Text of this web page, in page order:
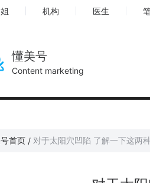
机构 医生
懂美号
Content marketing
首页 / 对于太阳穴凹陷 了解一下这两